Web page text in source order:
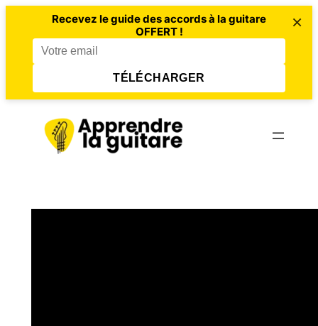
Recevez le guide des accords à la guitare
OFFERT !
TÉLÉCHARGER
×
contenu